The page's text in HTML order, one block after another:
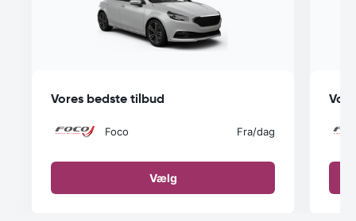
Vores bedste tilbud
Foco Fra/dag
Vælg